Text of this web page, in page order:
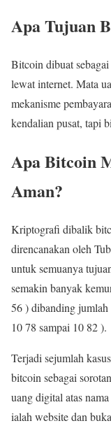
Apa Tujuan
Bitcoin dibuat
lewat internet. Mata
mekanisme
kendalian pusat, tapi
Apa Bitcoin
Aman?
Kriptografi dibalik
direncanakan oleh
untuk semuanya
semakin banyak
56 ) dibanding jumlah
10 78 sampai 10 82 ).
Terjadi sejumlah
bitcoin sebagai
uang digital atas
ialah website dan